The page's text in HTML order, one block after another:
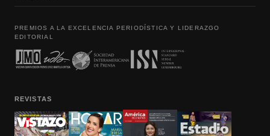
PREMIOS A LA EXCELENCIA PERIODÍSTICA Y LIDERAZGO
EDITORIAL
REVISTAS